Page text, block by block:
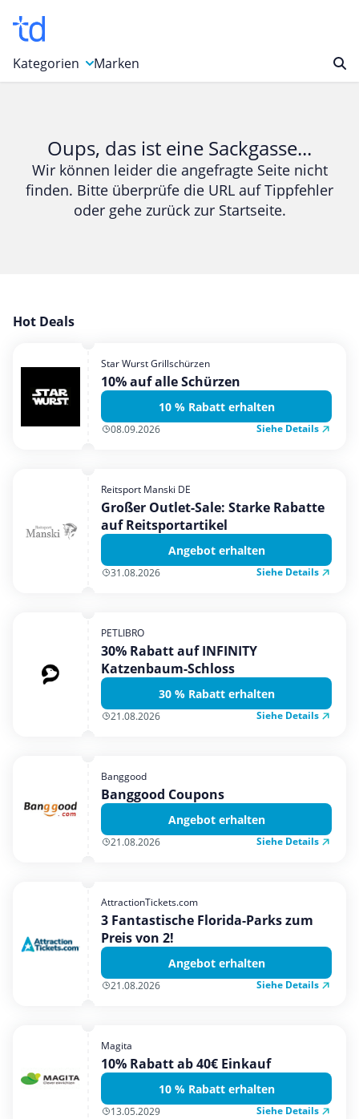
Kategorien
Bücher & Magazine
Computer & Elektronik
Entertainment & Media
Garten, Haushalt & Tiere
Mobilfunk & Internet
Mode & Accessoires
Shopping
Urlaub & Reise
Marken
Oups, das ist eine Sackgasse...
Wir können leider die angefragte Seite nicht
finden. Bitte überprüfe die URL auf Tippfehler
oder gehe zurück zur Startseite.
Hot Deals
Star Wurst Grillschürzen
10% auf alle Schürzen
10 % Rabatt erhalten
08.09.2026 Siehe Details
Reitsport Manski DE
Großer Outlet-Sale: Starke Rabatte
auf Reitsportartikel
Angebot erhalten
31.08.2026 Siehe Details
PETLIBRO
30% Rabatt auf INFINITY
Katzenbaum-Schloss
30 % Rabatt erhalten
21.08.2026 Siehe Details
Banggood
Banggood Coupons
Angebot erhalten
21.08.2026 Siehe Details
AttractionTickets.com
3 Fantastische Florida-Parks zum
Preis von 2!
Angebot erhalten
21.08.2026 Siehe Details
Magita
10% Rabatt ab 40€ Einkauf
10 % Rabatt erhalten
13.05.2029 Siehe Details